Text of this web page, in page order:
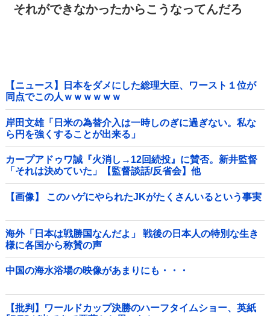
それができなかったからこうなってんだろ
【ニュース】日本をダメにした総理大臣、ワースト１位が
同点でこの人ｗｗｗｗｗｗ
岸田文雄「日米の為替介入は一時しのぎに過ぎない。私な
ら円を強くすることが出来る」
カープアドゥワ誠『火消し→12回続投』に賛否。新井監督
「それは決めていた」【監督談話/反省会】他
【画像】 このハゲにやられたJKがたくさんいるという事実
海外「日本は戦勝国なんだよ」 戦後の日本人の特別な生き
様に各国から称賛の声
中国の海水浴場の映像があまりにも・・・
【批判】ワールドカップ決勝のハーフタイムショー、英紙